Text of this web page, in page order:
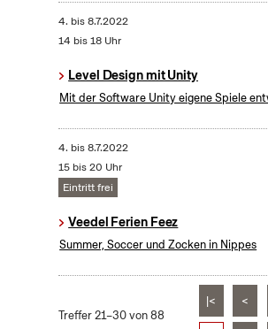
4. bis8.7.2022
14 bis 18 Uhr
Level Design mit Unity
Mit der Software Unity eigene Spiele
4. bis8.7.2022
15 bis 20 Uhr
Eintritt frei
Veedel Ferien Feez
Summer, Soccer und Zocken in Nippes
Treffer 21–30 von 88
|< <